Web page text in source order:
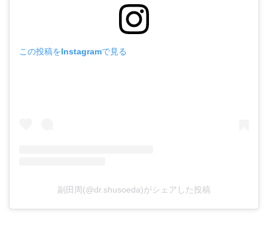
この投稿をInstagramで見る
副田周(@dr.shusoeda)がシェアした投稿